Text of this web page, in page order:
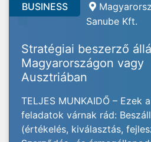
BUSINESS
Sanube Kft.
Stratégiai beszerző
Magyarországon vagy
Ausztriában
TELJES MUNKAIDŐ – Ezek a
feladatok várnak rád:
(értékelés, kiválasztás,